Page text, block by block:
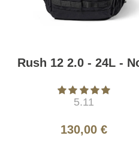
Rush 12 2.0 - 24L -
5.11
130,00 €